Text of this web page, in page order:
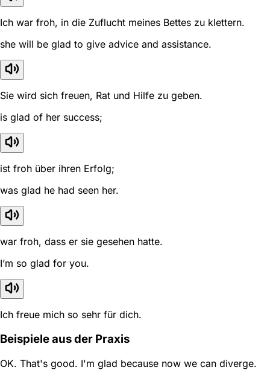
Ich war froh, in die Zuflucht meines Bettes zu klettern.
she will be glad to give advice and assistance.
Sie wird sich freuen, Rat und Hilfe zu geben.
is glad of her success;
ist froh über ihren Erfolg;
was glad he had seen her.
war froh, dass er sie gesehen hatte.
I’m so glad for you.
Ich freue mich so sehr für dich.
Beispiele aus der Praxis
OK. That's good. I'm glad because now we can diverge.